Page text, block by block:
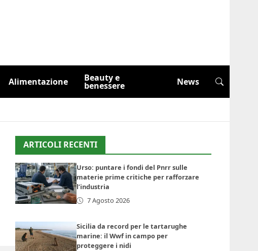
Alimentazione Beauty e
benessere News
ARTICOLI RECENTI
Urso: puntare i fondi del Pnrr sulle
materie prime critiche per rafforzare
l’industria
7 Agosto 2026
Sicilia da record per le tartarughe
marine: il Wwf in campo per
proteggere i nidi